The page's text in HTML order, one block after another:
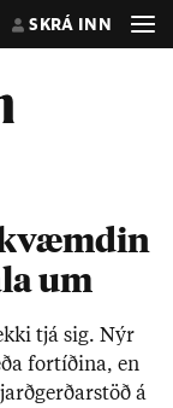
SKRÁ INN
um
tjá sig. Nýr
for­tíð­ina, en
á